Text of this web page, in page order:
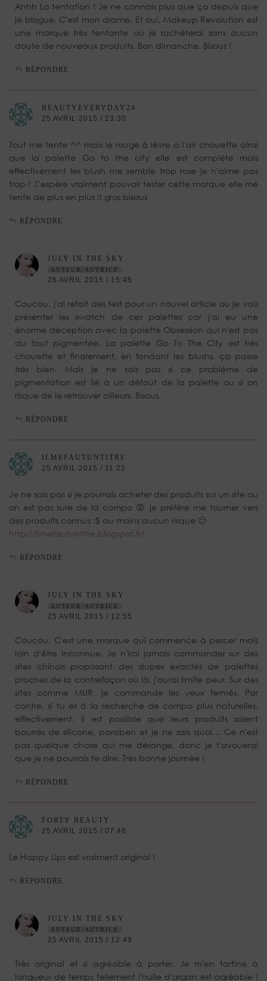
Ahhh La tentation ! Je ne connais plus que ça depuis que
je blogue. C'est mon drame. Et oui, Makeup Revolution est
une marque très tentante où je rachèterai sans aucun
doute de nouveaux produits. Bon dimanche. Bisous !
RÉPONDRE
BEAUTYEVERYDAY24
25 AVRIL 2015 / 23:30
Tout me tente ^^ mais le rouge à lèvre a l'air chouette ainsi
que la palette Go to the city elle est complète mais
effectivement les blush me semble trop rose je n'aime pas
trop ! J’espère vraiment pouvoir tester cette marque elle me
tente de plus en plus !! gros bisous
RÉPONDRE
JULY IN THE SKY
AUTEUR/AUTRICE
26 AVRIL 2015 / 15:45
Coucou, j'ai refait des test pour un nouvel article ou je vais
présenter les swatch de ces palettes car j'ai eu une
énorme déception avec la palette Obsession qui n'est pas
du tout pigmentée. La palette Go To The City est très
chouette et finalement, en fondant les blushs, ça passe
très bien. Mais je ne sais pas si ce problème de
pigmentation est lié à un défaut de la palette ou si on
risque de le retrouver ailleurs. Bisous.
RÉPONDRE
ILMEFAUTUNTITRE
25 AVRIL 2015 / 11:22
Je ne sais pas si je pourrais acheter des produits sur un site ou
on est pas sure de la compo 😡 je préfère me tourner vers
des produits connus :$ au moins aucun risque 🙂
http://ilmefautuntitre.blogspot.fr/
RÉPONDRE
JULY IN THE SKY
AUTEUR/AUTRICE
25 AVRIL 2015 / 12:55
Coucou, C'est une marque qui commence à percer mais
loin d'être inconnue. Je n'irai jamais commander sur des
sites chinois proposant des dupes exactes de palettes
proches de la contrefaçon où là, j'aurai limite peur. Sur des
sites comme MUR, je commande les yeux fermés. Par
contre, si tu es à la recherche de compo plus naturelles,
effectivement, il est possible que leurs produits soient
bourrés de silicone, paraben et je ne sais quoi… Ce n'est
pas quelque chose qui me dérange, donc je t'avouerai
que je ne pourrais te dire. Très bonne journée !
RÉPONDRE
FORTY BEAUTY
25 AVRIL 2015 / 07:46
Le Happy Lips est vraiment original !
RÉPONDRE
JULY IN THE SKY
AUTEUR/AUTRICE
25 AVRIL 2015 / 12:49
Très original et si agréable à porter. Je m'en tartine à
longueur de temps tellement l'huile d'argan est agréable !